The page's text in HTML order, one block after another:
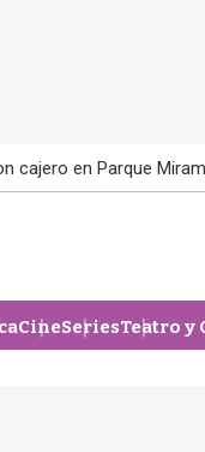
cajero en Parque
CineSeriesTeatro y